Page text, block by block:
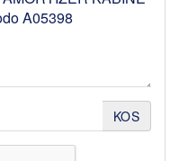
KOS